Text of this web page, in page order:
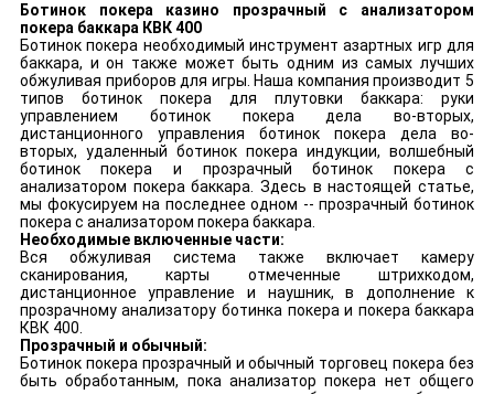
Ботинок покера казино прозрачный с анализатором
покера баккара КВК 400
Ботинок покера необходимый инструмент азартных игр для
баккара, и он также может быть одним из самых лучших
обжуливая приборов для игры. Наша компания производит 5
типов ботинок покера для плутовки баккара: руки
управлением ботинок покера дела во-вторых,
дистанционного управления ботинок покера дела во-
вторых, удаленный ботинок покера индукции, волшебный
ботинок покера и прозрачный ботинок покера с
анализатором покера баккара. Здесь в настоящей статье,
мы фокусируем на последнее одном -- прозрачный ботинок
покера с анализатором покера баккара.
Необходимые включенные части:
Вся обжуливая система также включает камеру
сканирования, карты отмеченные штрихкодом,
дистанционное управление и наушник, в дополнение к
прозрачному анализатору ботинка покера и покера баккара
КВК 400.
Прозрачный и обычный:
Ботинок покера прозрачный и обычный торговец покера без
быть обработанным, пока анализатор покера нет общего